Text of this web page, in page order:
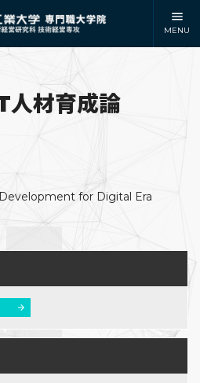
MENU
人材育成論
for Digital Era